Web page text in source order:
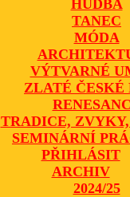
HUDBA
TANEC
MÓDA
VÝTVARNÉ
ZLATÉ ČESKÉ
TRADICE,
SEMINÁRNÍ
PŘIHLÁSIT
ARCHIV
2024/25